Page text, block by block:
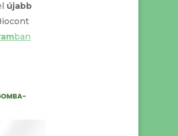
újabb
ban